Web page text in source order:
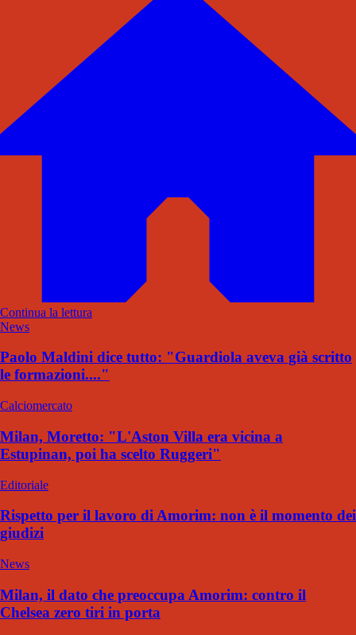
Continua la lettura
News
Paolo Maldini dice tutto: "Guardiola aveva già scritto
le formazioni...."
Calciomercato
Milan, Moretto: "L'Aston Villa era vicina a
Estupinan, poi ha scelto Ruggeri"
Editoriale
Rispetto per il lavoro di Amorim: non è il momento dei
giudizi
News
Milan, il dato che preoccupa Amorim: contro il
Chelsea zero tiri in porta